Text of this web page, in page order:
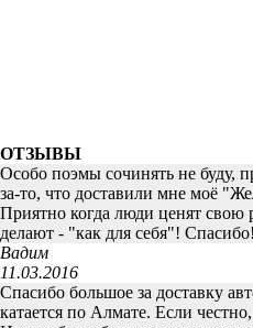
ОТЗЫВЫ
Особо поэмы сочинять не буду,
за-то, что доставили мне моё
Приятно когда люди ценят свою
делают - "как для себя"!
Вадим
11.03.2016
Спасибо большое за доставку
катается по Алмате. Если